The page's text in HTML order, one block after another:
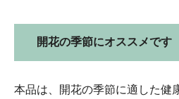
開花の季節にオススメです
本品は、開花の季節に適した健